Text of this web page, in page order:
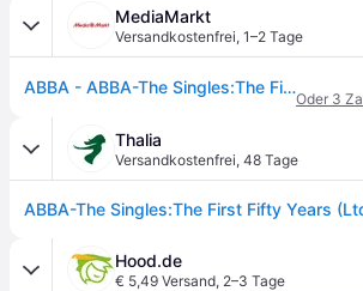
MediaMarkt
Versandkostenfrei, 1–2 Tage
ABBA - ABBA-The Singles:The First Fifty Years (Ltd. 2CD) [CD]
Oder 3
Thalia
Versandkostenfrei, 48 Tage
Hood.de
€ 5,49 Versand, 2–3 Tage